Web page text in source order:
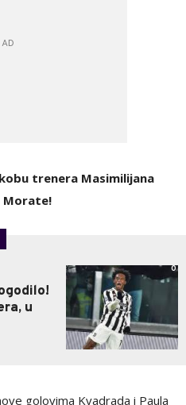
trenera Masimilijana
Morate!
u
0
golovima Kvadrada i Paula